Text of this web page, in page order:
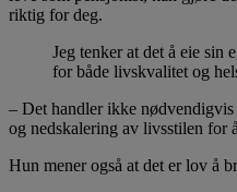
riktig for deg.
Jeg tenker at det å eie sin
for både livskvalitet og
– Det handler ikke
og nedskalering av livsstilen for
Hun mener også at det er lov å